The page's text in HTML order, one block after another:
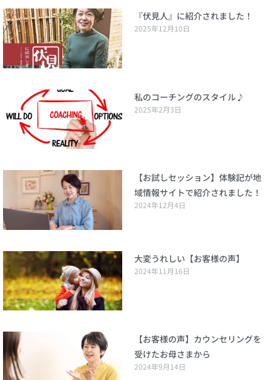
『伏見人』に紹介されました！
2025年12月10日
私のコーチングのスタイル♪
2025年2月3日
【お試しセッション】体験記が地
域情報サイトで紹介されました！
2024年12月4日
大変うれしい【お客様の声】
2024年11月16日
【お客様の声】カウンセリングを
受けたお母さまから
2024年9月14日